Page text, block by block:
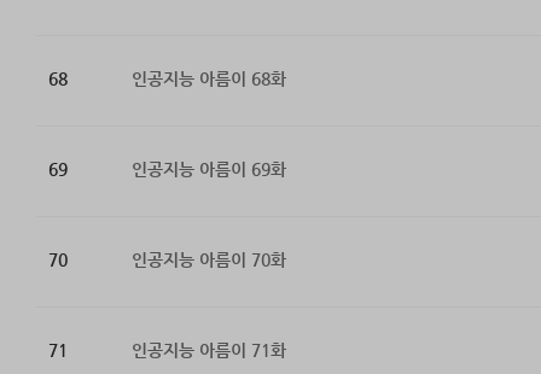
68 인공지능 아름이 68화
69 인공지능 아름이 69화
70 인공지능 아름이 70화
71 인공지능 아름이 71화